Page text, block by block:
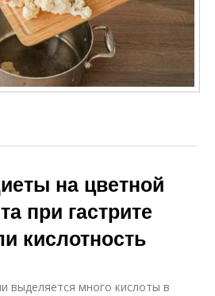
на цветной
при гастрите
кислотность
выделяется много кислоты в